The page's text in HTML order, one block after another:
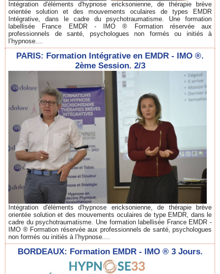
Intégration d'éléments d'hypnose ericksonienne, de thérapie brève
orientée solution et des mouvements oculaires de types EMDR
Intégrative, dans le cadre du psychotraumatisme. Une formation
labellisée France EMDR - IMO ® Formation réservée aux
professionnels de santé, psychologues non formés ou initiés à
l’hypnose....
PARIS: Formation Intégrative en EMDR - IMO ®.
2ème Session. 2/3
Intégration d'éléments d'hypnose ericksonienne, de thérapie brève
orientée solution et des mouvements oculaires de type EMDR, dans le
cadre du psychotraumatisme. Une formation labellisée France EMDR -
IMO ® Formation réservée aux professionnels de santé, psychologues
non formés ou initiés à l’hypnose....
BORDEAUX: Formation EMDR - IMO ® 3 Jours.